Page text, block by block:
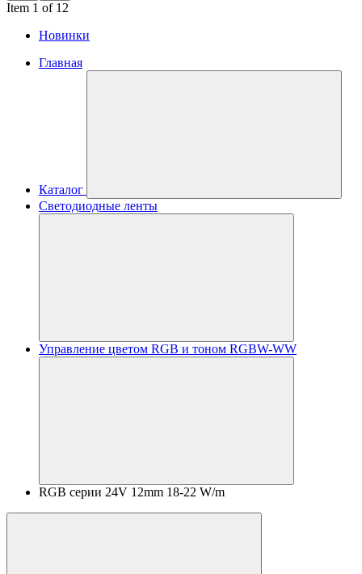
Item 1 of 12
Новинки
Главная
Каталог
Светодиодные ленты
Управление цветом RGB и тоном RGBW-WW
RGB серии 24V 12mm 18-22 W/m